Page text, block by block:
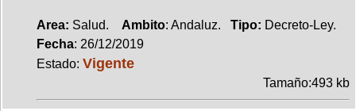
Area: Salud. Ambito: Andaluz. Tipo: Decreto-Ley.
Fecha: 26/12/2019
Estado: Vigente
Tamaño:493 kb